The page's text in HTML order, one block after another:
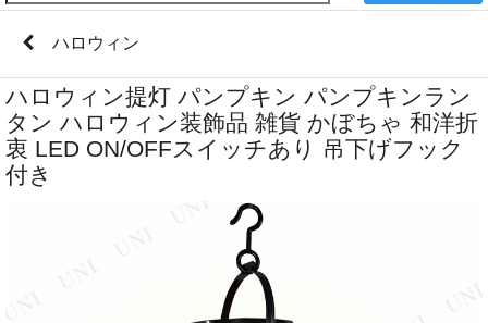
ハロウィン
ハロウィン提灯 パンプキン パンプキンラン
タン ハロウィン装飾品 雑貨 かぼちゃ 和洋折
衷 LED ON/OFFスイッチあり 吊下げフック
付き